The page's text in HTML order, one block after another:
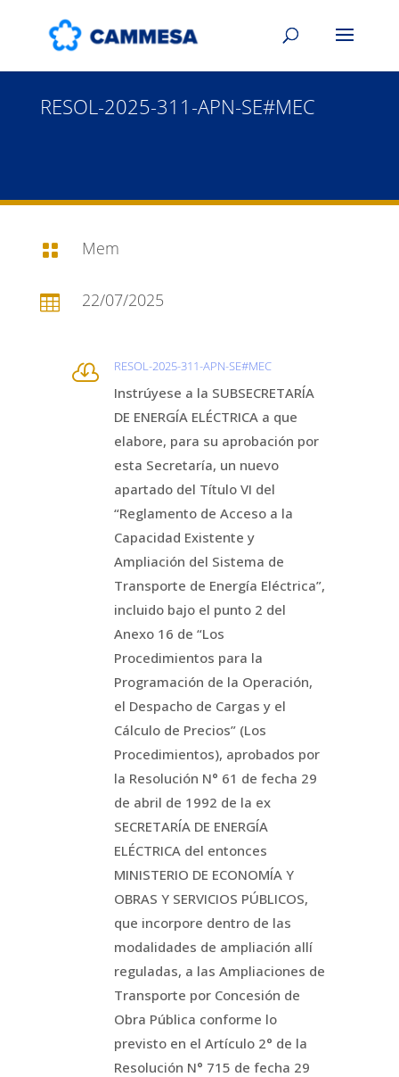
RESOL-2025-311-APN-SE#MEC
 Mem
 22/07/2025
 RESOL-2025-311-APN-SE#MEC
Instrúyese a la SUBSECRETARÍA
DE ENERGÍA ELÉCTRICA a que
elabore, para su aprobación por
esta Secretaría, un nuevo
apartado del Título VI del
“Reglamento de Acceso a la
Capacidad Existente y
Ampliación del Sistema de
Transporte de Energía Eléctrica”,
incluido bajo el punto 2 del
Anexo 16 de “Los
Procedimientos para la
Programación de la Operación,
el Despacho de Cargas y el
Cálculo de Precios” (Los
Procedimientos), aprobados por
la Resolución N° 61 de fecha 29
de abril de 1992 de la ex
SECRETARÍA DE ENERGÍA
ELÉCTRICA del entonces
MINISTERIO DE ECONOMÍA Y
OBRAS Y SERVICIOS PÚBLICOS,
que incorpore dentro de las
modalidades de ampliación allí
reguladas, a las Ampliaciones de
Transporte por Concesión de
Obra Pública conforme lo
previsto en el Artículo 2° de la
Resolución N° 715 de fecha 29